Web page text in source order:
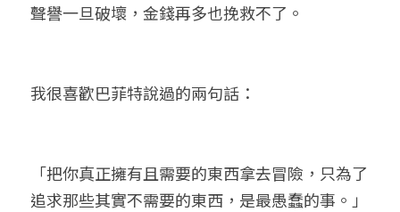
聲譽一旦破壞，金錢再多也挽救不了。
我很喜歡巴菲特說過的兩句話：
「把你真正擁有且需要的東西拿去冒險，只為了
追求那些其實不需要的東西，是最愚蠢的事。」